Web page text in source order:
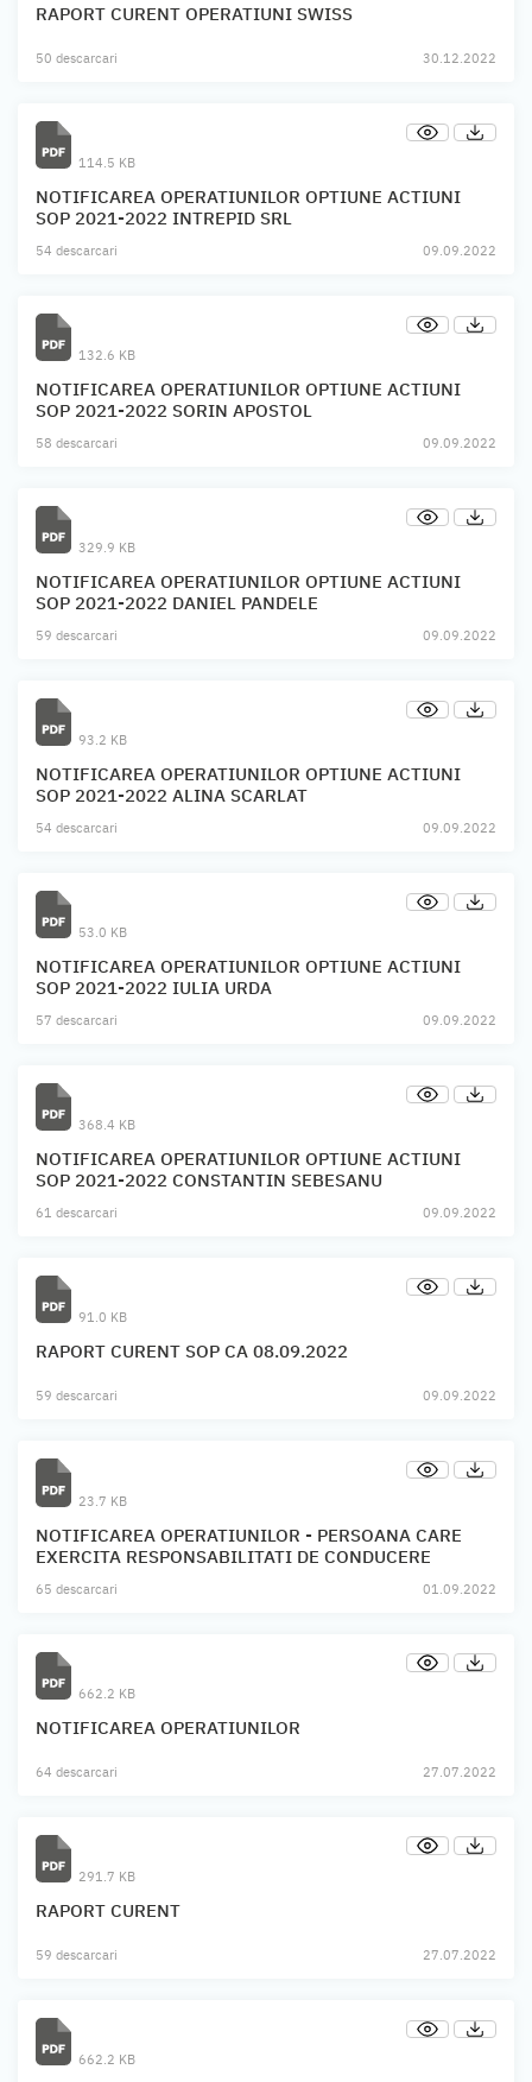
RAPORT CURENT OPERATIUNI SWISS
50 descarcari 30.12.2022
114.5 KB
NOTIFICAREA OPERATIUNILOR OPTIUNE ACTIUNI
SOP 2021-2022 INTREPID SRL
54 descarcari 09.09.2022
132.6 KB
NOTIFICAREA OPERATIUNILOR OPTIUNE ACTIUNI
SOP 2021-2022 SORIN APOSTOL
58 descarcari 09.09.2022
329.9 KB
NOTIFICAREA OPERATIUNILOR OPTIUNE ACTIUNI
SOP 2021-2022 DANIEL PANDELE
59 descarcari 09.09.2022
93.2 KB
NOTIFICAREA OPERATIUNILOR OPTIUNE ACTIUNI
SOP 2021-2022 ALINA SCARLAT
54 descarcari 09.09.2022
53.0 KB
NOTIFICAREA OPERATIUNILOR OPTIUNE ACTIUNI
SOP 2021-2022 IULIA URDA
57 descarcari 09.09.2022
368.4 KB
NOTIFICAREA OPERATIUNILOR OPTIUNE ACTIUNI
SOP 2021-2022 CONSTANTIN SEBESANU
61 descarcari 09.09.2022
91.0 KB
RAPORT CURENT SOP CA 08.09.2022
59 descarcari 09.09.2022
23.7 KB
NOTIFICAREA OPERATIUNILOR - PERSOANA CARE
EXERCITA RESPONSABILITATI DE CONDUCERE
65 descarcari 01.09.2022
662.2 KB
NOTIFICAREA OPERATIUNILOR
64 descarcari 27.07.2022
291.7 KB
RAPORT CURENT
59 descarcari 27.07.2022
662.2 KB